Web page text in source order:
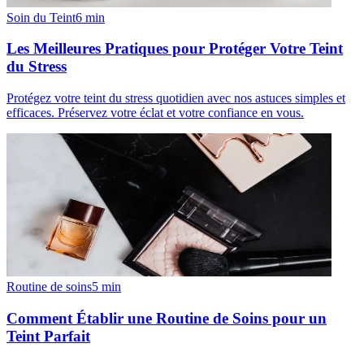
Soin du Teint6 min
Les Meilleures Pratiques pour Protéger Votre Teint
du Stress
Protégez votre teint du stress quotidien avec nos astuces simples et
efficaces. Préservez votre éclat et votre confiance en vous.
Routine de soins5 min
Comment Établir une Routine de Soins pour un
Teint Parfait